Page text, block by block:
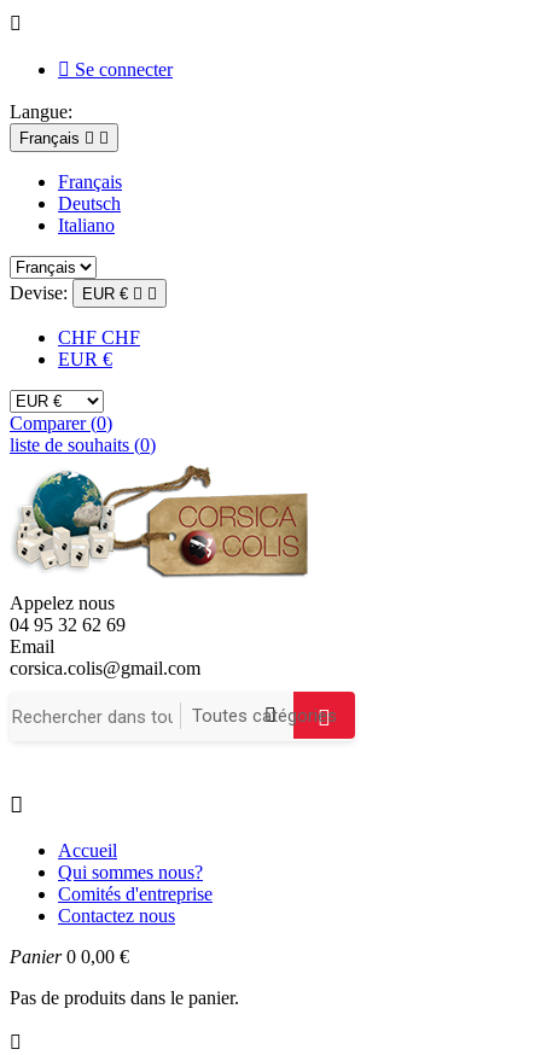

 Se connecter
Langue:
Français  
Français
Deutsch
Italiano
Devise: EUR €  
CHF CHF
EUR €
Comparer (0)
liste de souhaits (0)
Appelez nous
04 95 32 62 69
Email
corsica.colis@gmail.com

Accueil
Qui sommes nous?
Comités d'entreprise
Contactez nous
Panier 0 0,00 €
Pas de produits dans le panier.
